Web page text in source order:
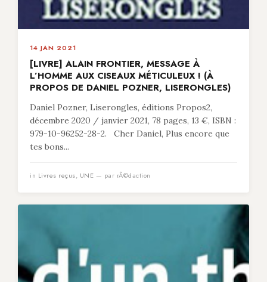
14 JAN 2021
[LIVRE] ALAIN FRONTIER, MESSAGE À
L’HOMME AUX CISEAUX MÉTICULEUX ! (À
PROPOS DE DANIEL POZNER, LISERONGLES)
Daniel Pozner, Liserongles, éditions Propos2,
décembre 2020 / janvier 2021, 78 pages, 13 €, ISBN :
979-10-96252-28-2. Cher Daniel, Plus encore que
tes bons...
in Livres reçus, UNE — par rÃ©daction